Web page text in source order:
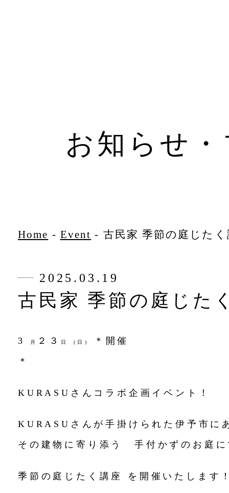
お知らせ
Home - Event - 古民家 季節の庭じたく
2025.03.19
古民家 季節の庭じた
3 月 ２３ 日 (日)
＊開催
KURASUさんコラボ企画イベント！
KURASUさんが手掛けられた伊予市に
その建物に寄り添う 手付かずのお庭
季節の庭じたく講座 を開催いたします